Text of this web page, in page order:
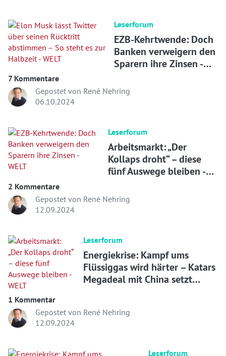
Leserforum
EZB-Kehrtwende: Doch
Banken verweigern den
Sparern ihre Zinsen -
7 Kommentare
Gepostet von René Nehring
06.10.2024
Leserforum
Arbeitsmarkt: „Der
Kollaps droht“ – diese
fünf Auswege bleiben -
2 Kommentare
Gepostet von René Nehring
12.09.2024
Leserforum
Energiekrise: Kampf ums
Flüssiggas wird härter – Katars
Megadeal mit China setzt
1 Kommentar
Gepostet von René Nehring
12.09.2024
Leserforum